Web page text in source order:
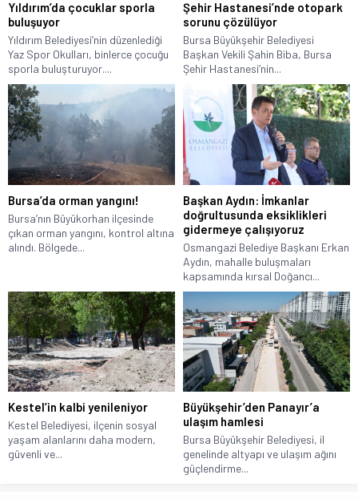
Yıldırım’da çocuklar sporla
buluşuyor
Yıldırım Belediyesi’nin düzenlediği
Yaz Spor Okulları, binlerce çocuğu
sporla buluşturuyor....
Şehir Hastanesi’nde otopark
sorunu çözülüyor
Bursa Büyükşehir Belediyesi
Başkan Vekili Şahin Biba, Bursa
Şehir Hastanesi’nin...
Bursa’da orman yangını!
Bursa’nın Büyükorhan ilçesinde
çıkan orman yangını, kontrol altına
alındı. Bölgede...
Başkan Aydın: İmkanlar
doğrultusunda eksiklikleri
gidermeye çalışıyoruz
Osmangazi Belediye Başkanı Erkan
Aydın, mahalle buluşmaları
kapsamında kırsal Doğancı...
Kestel’in kalbi yenileniyor
Kestel Belediyesi, ilçenin sosyal
yaşam alanlarını daha modern,
güvenli ve...
Büyükşehir’den Panayır’a
ulaşım hamlesi
Bursa Büyükşehir Belediyesi, il
genelinde altyapı ve ulaşım ağını
güçlendirme...